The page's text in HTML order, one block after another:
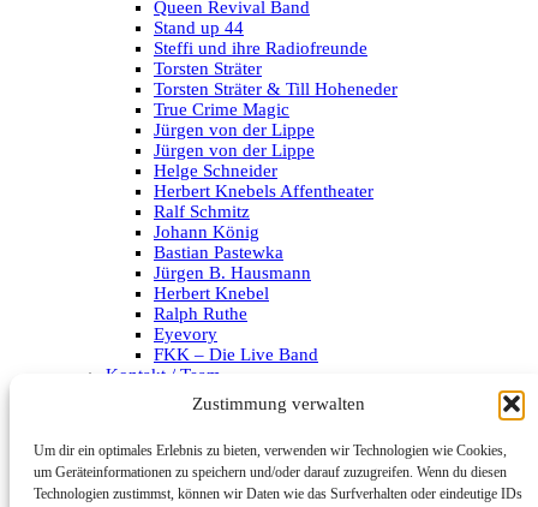
Zustimmung verwalten
Um dir ein optimales Erlebnis zu bieten, verwenden wir Technologien wie Cookies,
um Geräteinformationen zu speichern und/oder darauf zuzugreifen. Wenn du diesen
Technologien zustimmst, können wir Daten wie das Surfverhalten oder eindeutige IDs
Queen Revival Band
Stand up 44
Steffi und ihre Radiofreunde
Torsten Sträter
Torsten Sträter & Till Hoheneder
True Crime Magic
Jürgen von der Lippe
Jürgen von der Lippe
Helge Schneider
Herbert Knebels Affentheater
Ralf Schmitz
Johann König
Bastian Pastewka
Jürgen B. Hausmann
Herbert Knebel
Ralph Ruthe
Eyevory
FKK – Die Live Band
Kontakt / Team
Datenschutzerklärung
Archiv